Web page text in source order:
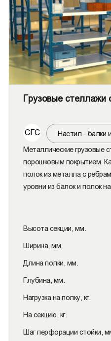
Грузовые стеллажи
СГС
Настил - балки
Металлические грузовые
порошковым покрытием.
полок из металла с
уровни из балок и полок
Высота секции, мм.
Ширина, мм.
Длина полки, мм.
Глубина, мм.
Нагрузка на полку, кг.
На секцию, кг.
Шаг перфорации стойки,